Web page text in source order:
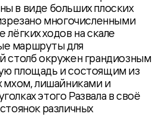
в виде больших плоских
многочисленными
ходов на скале
маршруты для
столб окружен грандиозным
площадь и состоящим из
мхом, лишайниками и
этого Развала в своё
различных